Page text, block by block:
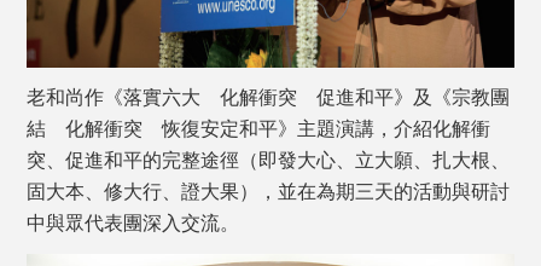
老和尚作《落實六大 化解衝突 促進和平》及《宗教團
結 化解衝突 恢復安定和平》主題演講，介紹化解衝
突、促進和平的完整途徑（即發大心、立大願、扎大根、
固大本、修大行、證大果），並在為期三天的活動與研討
中與眾代表團深入交流。